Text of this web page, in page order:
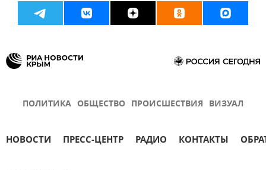
ПОЛИТИКА ОБЩЕСТВО ПРОИСШЕСТВИЯ ВИЗУАЛ
НОВОСТИ ПРЕСС-ЦЕНТР РАДИО КОНТАКТЫ